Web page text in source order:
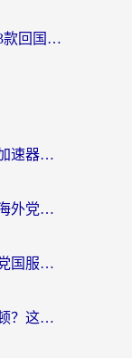
斧牛和闪疾哪个好？海外党亲测3款回国加速器，教你选到不踩坑的那一款
国外玩浮生为卿歌总卡顿？这份加速器选择指南帮你找回丝滑体验
在缅甸打不开英雄联盟怎么办？海外党亲测有效的国服游戏加速指南
澳洲怎么玩坦克世界不卡？海外党国服游戏加速终极指南（附逆战奇妙碰碰车解决方案）
国外打穿越火线：枪战王者总卡顿？这篇加速器推荐下载指南帮你解决延迟难题